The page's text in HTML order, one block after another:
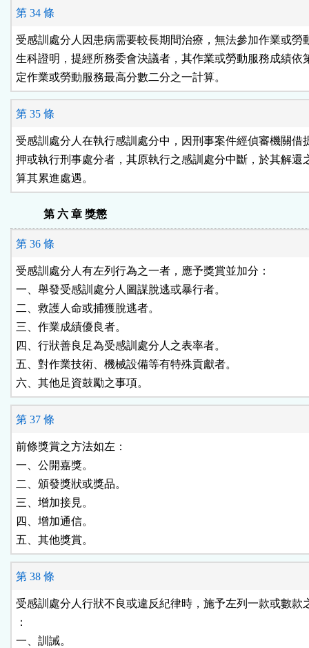
第 34 條
受感訓處分人因患病需要較長期間治療，無法參加作業或勞
生科證明，提經所務委會決議者，其作業或勞動服務成績依
定作業或勞動服務最高分數二分之一計算。
第 35 條
受感訓處分人在執行感訓處分中，因刑事案件經偵審機關借
押或執行刑事處分者，其原執行之感訓處分中斷，於其解還
算其累進處遇。
第 六 章 獎懲
第 36 條
受感訓處分人有左列行為之一者，應予獎賞並加分：
一、舉發受感訓處分人圖謀脫逃或暴行者。
二、救護人命或捕獲脫逃者。
三、作業成績優良者。
四、行狀善良足為受感訓處分人之表率者。
五、對作業技術、機械設備等有特殊貢獻者。
第 37 條
前條獎賞之方法如左：
一、公開嘉獎。
二、頒發獎狀或獎品。
三、增加接見。
四、增加通信。
第 38 條
受感訓處分人行狀不良或違反紀律時，施予左列一款或數款
：
一、訓誡。